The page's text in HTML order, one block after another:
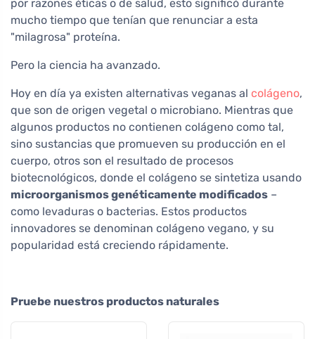
por razones éticas o de salud, esto significó durante
mucho tiempo que tenían que renunciar a esta
"milagrosa" proteína.
Pero la ciencia ha avanzado.
Hoy en día ya existen alternativas veganas al colágeno,
que son de origen vegetal o microbiano. Mientras que
algunos productos no contienen colágeno como tal,
sino sustancias que promueven su producción en el
cuerpo, otros son el resultado de procesos
biotecnológicos, donde el colágeno se sintetiza usando
microorganismos genéticamente modificados –
como levaduras o bacterias. Estos productos
innovadores se denominan colágeno vegano, y su
popularidad está creciendo rápidamente.
Pruebe nuestros productos naturales